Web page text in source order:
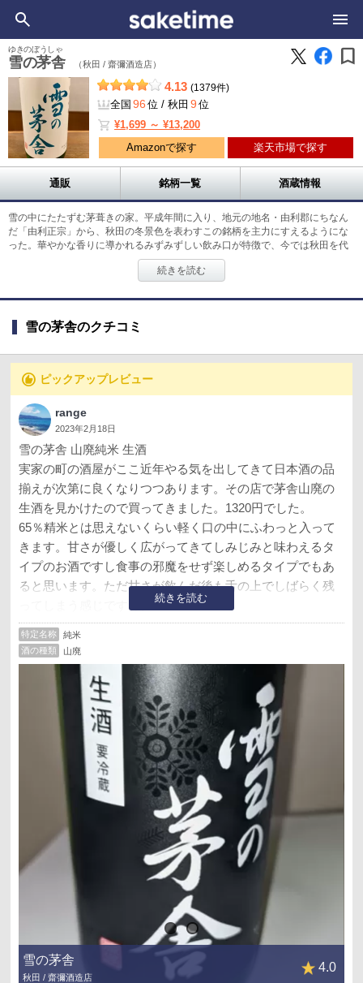
雪の茅舎
ゆきのぼうしゃ
（秋田 / 齋彌酒造店） bookmark
4.13 (1379件)
全国 96 位 / 秋田 9 位
shopping_cart ¥1,699 ～ ¥13,200
Amazonで探す 楽天市場で探す
通販 銘柄一覧 酒蔵情報
雪の中にたたずむ茅葺きの家。平成年間に入り、地元の地名・由利郡にちなん
だ「由利正宗」から、秋田の冬景色を表わすこの銘柄を主力にすえるようにな
った。華やかな香りに導かれるみずみずしい飲み口が特徴で、今では秋田を代
表する銘酒の１つになっている。「雪の茅舎」を知らしめた立役者が、県内・
旧山内村を出身地とする集団、山内杜氏の高橋藤一氏である。吟醸造りの技術
独自の‟三ない”の酒造理論を展開。NHKのテレビ番組「プロフェッショナル」
酒が人気だが山廃仕込の製品も多く、洗練された旨味のきいた味わいもこの蔵
なっているところから、‟登り蔵”という異名をもつ。正面に建つ洋館風の事務所
の製品も多く、洗練された旨味のきいた味わいもこの蔵の得意とするところで
ある。酒蔵は緩やかな傾斜地に立つ窯元のような構造になっているところか
ら、‟登り蔵”という異名をもつ。正面に建つ洋館風の事務所は、国の有形文化財
にも指定されている。（松崎晴雄）
続きを読む
雪の茅舎のクチコミ
recommend ピックアップレビュー
range
2023年2月18日
続きを読む
雪の茅舎 山廃純米 生酒
実家の町の酒屋がここ近年やる気を出してきて日本酒の品
揃えが次第に良くなりつつあります。その店で茅舎山廃の
生酒を見かけたので買ってきました。1320円でした。
65％精米とは思えないくらい軽く口の中にふわっと入って
きます。甘さが優しく広がってきてしみじみと味わえるタ
イプのお酒ですし食事の邪魔をせず楽しめるタイプでもあ
ると思います。ただ甘さが飲んだ後も舌の上でしばらく残
半月ほど開けて飲んだら甘さが抑えられて程よくすっきり
とした感じになりました。半月とまではいかなくても開け
て数日寝かした方が飲みやすいと思います。
特定名称
純米
酒の種類
山廃
雪の茅舎
秋田 / 齋彌酒造店
4.0